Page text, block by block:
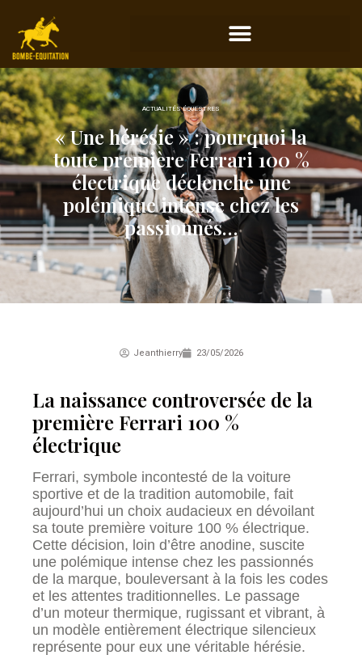
ACTUALITÉS ÉQUESTRES
« Une hérésie » : pourquoi la
toute première Ferrari 100 %
électrique déclenche une
polémique intense chez les
passionnés…
Jeanthierry 23/05/2026
La naissance controversée de la
première Ferrari 100 %
électrique
Ferrari, symbole incontesté de la voiture
sportive et de la tradition automobile, fait
aujourd’hui un choix audacieux en dévoilant
sa toute première voiture 100 % électrique.
Cette décision, loin d’être anodine, suscite
une polémique intense chez les passionnés
de la marque, bouleversant à la fois les codes
et les attentes traditionnelles. Le passage
d’un moteur thermique, rugissant et vibrant, à
un modèle entièrement électrique silencieux
représente pour eux une véritable hérésie.